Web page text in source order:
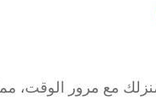
مع مرور الوقت،